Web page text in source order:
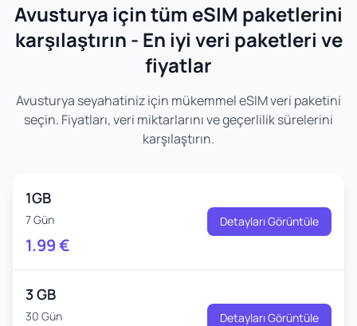
Avusturya için tüm eSIM paketlerini
karşılaştırın - En iyi veri paketleri ve
fiyatlar
Avusturya seyahatiniz için mükemmel eSIM veri paketini
seçin. Fiyatları, veri miktarlarını ve geçerlilik sürelerini
karşılaştırın.
1GB
7 Gün
1.99€
Detayları Görüntüle
3 GB
30 Gün Detayları Görüntüle